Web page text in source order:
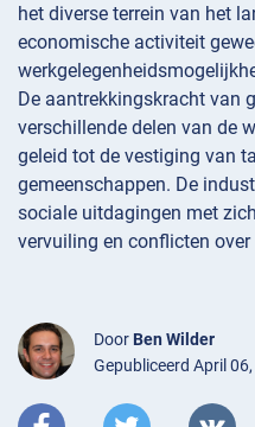
het diverse terrein van het
economische activiteit
De aantrekkingskracht van
verschillende delen van de
geleid tot de vestiging van
gemeenschappen. De
sociale uitdagingen met
vervuiling en conflicten over
Door Ben Wilder
Gepubliceerd April